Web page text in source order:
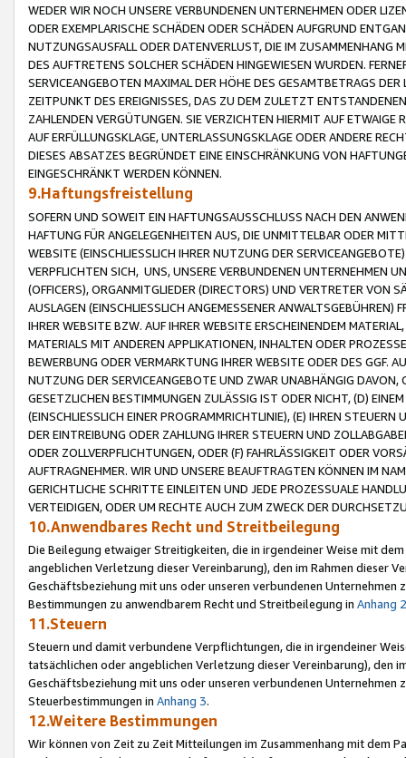
WEDER WIR NOCH UNSERE VERBUNDENEN UNTERNEHMEN ODER
ODER EXEMPLARISCHE SCHÄDEN ODER SCHÄDEN AUFGRUND
NUTZUNGSAUSFALL ODER DATENVERLUST, DIE IM ZUSAMMENHANG
DES AUFTRETENS SOLCHER SCHÄDEN HINGEWIESEN WURDEN.
SERVICEANGEBOTEN MAXIMAL DER HÖHE DES GESAMTBETRAGS
ZEITPUNKT DES EREIGNISSES, DAS ZU DEM ZULETZT
ZAHLENDEN VERGÜTUNGEN. SIE VERZICHTEN HIERMIT AUF
AUF ERFÜLLUNGSKLAGE, UNTERLASSUNGSKLAGE ODER ANDERE
DIESES ABSATZES BEGRÜNDET EINE EINSCHRÄNKUNG VON
EINGESCHRÄNKT WERDEN KÖNNEN.
9.Haftungsfreistellung
SOFERN UND SOWEIT EIN HAFTUNGSAUSSCHLUSS NACH DEN
HAFTUNG FÜR ANGELEGENHEITEN AUS, DIE UNMITTELBAR ODER
WEBSITE (EINSCHLIESSLICH IHRER NUTZUNG DER
VERPFLICHTEN SICH, UNS, UNSERE VERBUNDENEN UNTERNEHMEN
(OFFICERS), ORGANMITGLIEDER (DIRECTORS) UND VERTRETER VON
AUSLAGEN (EINSCHLIESSLICH ANGEMESSENER
IHRER WEBSITE BZW. AUF IHRER WEBSITE ERSCHEINENDEM
MATERIALS MIT ANDEREN APPLIKATIONEN, INHALTEN ODER
BEWERBUNG ODER VERMARKTUNG IHRER WEBSITE ODER DES GGF.
NUTZUNG DER SERVICEANGEBOTE UND ZWAR UNABHÄNGIG
GESETZLICHEN BESTIMMUNGEN ZULÄSSIG IST ODER NICHT, (D)
(EINSCHLIESSLICH EINER PROGRAMMRICHTLINIE), (E) IHREN
DER EINTREIBUNG ODER ZAHLUNG IHRER STEUERN UND
ODER ZOLLVERPFLICHTUNGEN, ODER (F) FAHRLÄSSIGKEIT ODER
AUFTRAGNEHMER. WIR UND UNSERE BEAUFTRAGTEN KÖNNEN IM
GERICHTLICHE SCHRITTE EINLEITEN UND JEDE PROZESSUALE
VERTEIDIGEN, ODER UM RECHTE AUCH ZUM ZWECK DER
10.Anwendbares Recht und Streitbeilegung
Die Beilegung etwaiger Streitigkeiten, die in irgendeiner Weise mit
angeblichen Verletzung dieser Vereinbarung), den im Rahmen dieser
Geschäftsbeziehung mit uns oder unseren verbundenen
Bestimmungen zu anwendbarem Recht und Streitbeilegung in Anhang 2
11.Steuern
Steuern und damit verbundene Verpflichtungen, die in irgendeiner
tatsächlichen oder angeblichen Verletzung dieser Vereinbarung), den
Geschäftsbeziehung mit uns oder unseren verbundenen
Steuerbestimmungen in Anhang 3.
12.Weitere Bestimmungen
Wir können von Zeit zu Zeit Mitteilungen im Zusammenhang mit dem